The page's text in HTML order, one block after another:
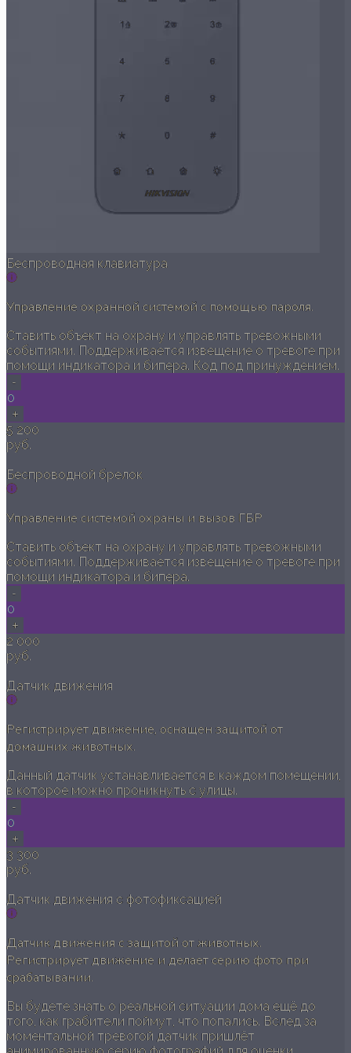
Беспроводная клавиатура
Управление охранной системой с помощью пароля.
Ставить объект на охрану и управлять тревожными
событиями. Поддерживается извещение о тревоге при
помощи индикатора и бипера. Код под принуждением.
-
0
+
5 200
руб.
Беспроводной брелок
Управление системой охраны и вызов ГБР
Ставить объект на охрану и управлять тревожными
событиями. Поддерживается извещение о тревоге при
помощи индикатора и бипера.
-
0
+
2 000
руб.
Датчик движения
Регистрирует движение, оснащен защитой от
домашних животных.
Данный датчик устанавливается в каждом помещении,
в которое можно проникнуть с улицы.
-
0
+
3 300
руб.
Датчик движения с фотофиксацией
Датчик движения с защитой от животных.
Регистрирует движение и делает серию фото при
срабатывании.
Вы будете знать о реальной ситуации дома ещё до
того, как грабители поймут, что попались. Вслед за
моментальной тревогой датчик пришлёт